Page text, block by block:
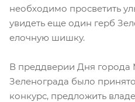
необходимо просветить
увидеть еще один герб
елочную шишку.
В преддверии Дня города
Зеленограда было
конкурс, предложить